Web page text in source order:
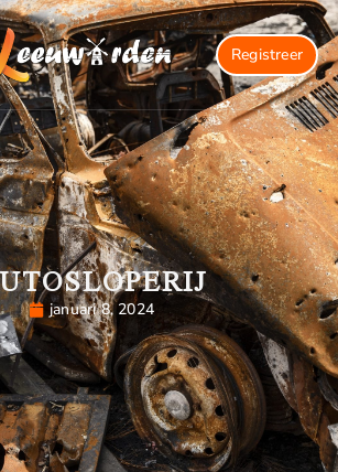
Registreer
januari 8, 2024